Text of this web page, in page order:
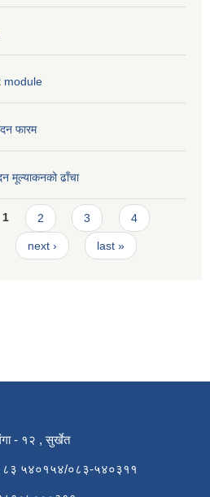
module
फारम
मूल्या‌कनको ढाँचा
1 2 3 4
next › last »
- १२ , सुर्खेत
८३ ५४०१५४/०८३-५४०३११